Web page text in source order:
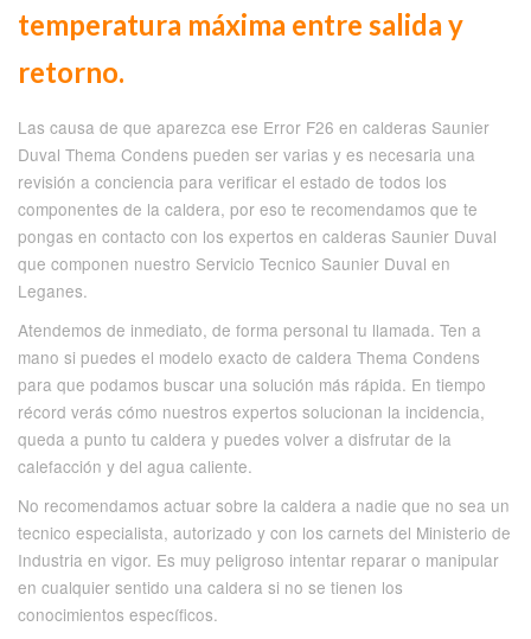
temperatura máxima entre salida y
retorno.
Las causa de que aparezca ese Error F26 en calderas Saunier
Duval Thema Condens pueden ser varias y es necesaria una
revisión a conciencia para verificar el estado de todos los
componentes de la caldera, por eso te recomendamos que te
pongas en contacto con los expertos en calderas Saunier Duval
que componen nuestro Servicio Tecnico Saunier Duval en
Leganes.
Atendemos de inmediato, de forma personal tu llamada. Ten a
mano si puedes el modelo exacto de caldera Thema Condens
para que podamos buscar una solución más rápida. En tiempo
récord verás cómo nuestros expertos solucionan la incidencia,
queda a punto tu caldera y puedes volver a disfrutar de la
calefacción y del agua caliente.
No recomendamos actuar sobre la caldera a nadie que no sea un
tecnico especialista, autorizado y con los carnets del Ministerio de
Industria en vigor. Es muy peligroso intentar reparar o manipular
en cualquier sentido una caldera si no se tienen los
conocimientos específicos.